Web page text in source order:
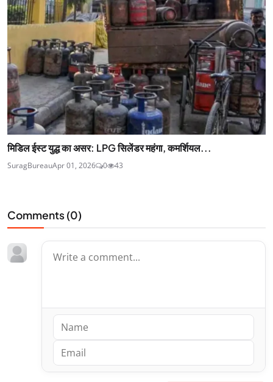
मिडिल ईस्ट युद्ध का असर: LPG सिलेंडर महंगा, कमर्शियल...
SuragBureauApr 01, 2026 0 43
Comments (0)